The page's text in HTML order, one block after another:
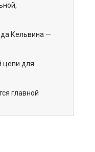
Кельвина —
цепи для
главной